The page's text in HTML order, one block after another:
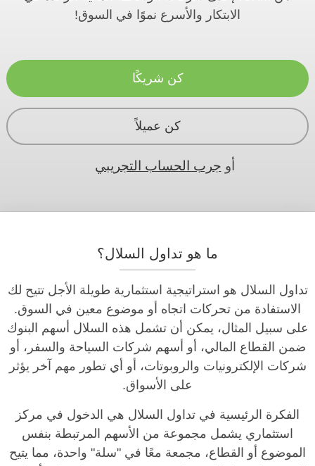
الابتكار والأسرع نموًا في السوق!
كن شريكًا
كن عميلاً
أو جرب الحساب التجريبي
ما هو تداول السلال؟
تداول السلال هو استراتيجية استثمارية طويلة الأجل تتيح لك
الاستفادة من تحركات اتجاه أو موضوع معين في السوق.
على سبيل المثال، يمكن أن تشمل هذه السلال أسهم البنوك
ضمن القطاع المالي، أو أسهم شركات السياحة والسفر، أو
شركات الإلكترونيات والروبوتات، أو أي تطور مهم آخر يؤثر
على الأسواق.
الفكرة الرئيسية في تداول السلال هي الدخول في مركز
استثماري يشمل مجموعة من الأسهم المرتبطة بنفس
الموضوع أو القطاع، مجمعة معًا في "سلة" واحدة، مما يتيح